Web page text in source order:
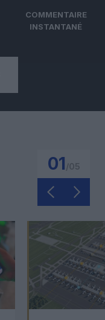
COMMENTAIRE
INSTANTANÉ
01